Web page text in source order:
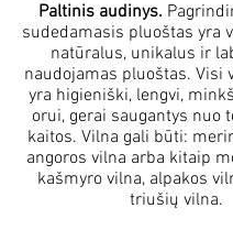
Paltinis audinys.
sudedamasis pluoštas yra
natūralus, unikalus ir
naudojamas pluoštas. Visi
yra higieniški, lengvi,
orui, gerai saugantys nuo
kaitos. Vilna gali būti:
angoros vilna arba kitaip
kašmyro vilna, alpakos
triušių vilna.